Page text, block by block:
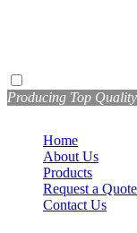
Producing Top
Home
About Us
Products
Request a Quote
Contact Us